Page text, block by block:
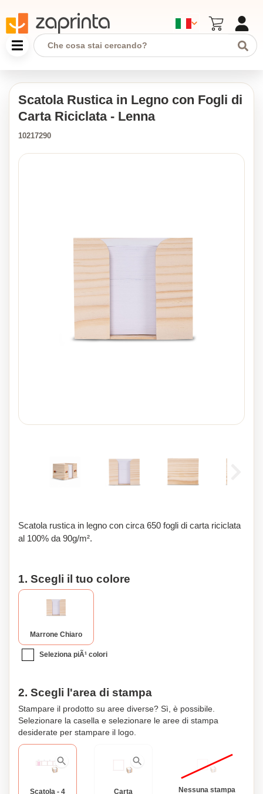
Scatola Rustica in Legno con Fogli di
Carta Riciclata - Lenna
10217290
Scatola rustica in legno con circa 650 fogli di carta riciclata
al 100% da 90g/m².
1. Scegli il tuo colore
Marrone Chiaro
Seleziona piÃ¹ colori
2. Scegli l'area di stampa
Stampare il prodotto su aree diverse? Sì, è possibile.
Selezionare la casella e selezionare le aree di stampa
desiderate per stampare il logo.
Scatola - 4
Carta
Nessuna stampa